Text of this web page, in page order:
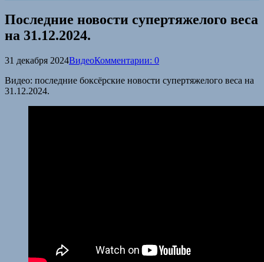
Последние новости супертяжелого веса
на 31.12.2024.
31 декабря 2024ВидеоКомментарии: 0
Видео: последние боксёрские новости супертяжелого веса на
31.12.2024.